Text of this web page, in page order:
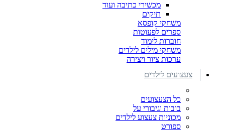
מכשירי כתיבה ועוד
תיקים
משחקי קופסא
ספרים לפעוטות
חוברות לימוד
משחקי מילים לילדים
ערכות ציור ויצירה
צעצועים לילדים
כל הצעצועים
בובות וגיבורי על
מכוניות צעצוע לילדים
ספורט